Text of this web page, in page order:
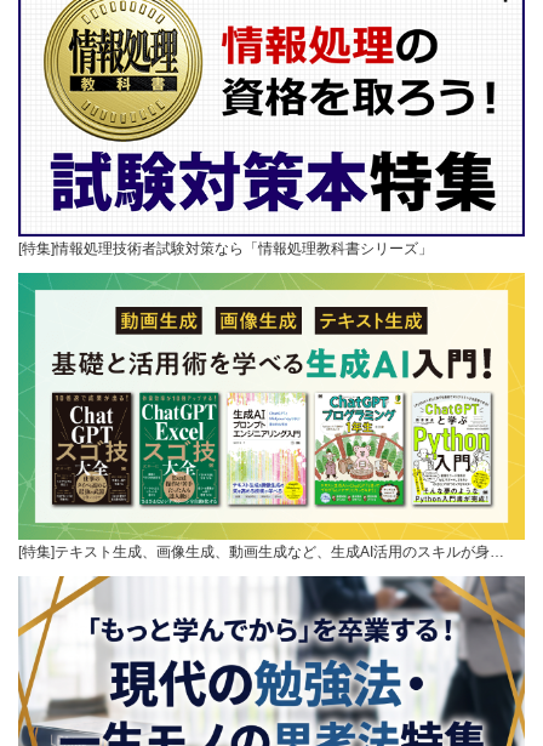
[特集]情報処理技術者試験対策なら「情報処理教科書シリーズ」
[特集]テキスト生成、画像生成、動画生成など、生成AI活用のスキルが身…